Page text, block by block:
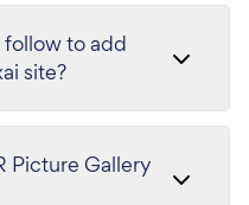
to add
site?
Picture Gallery